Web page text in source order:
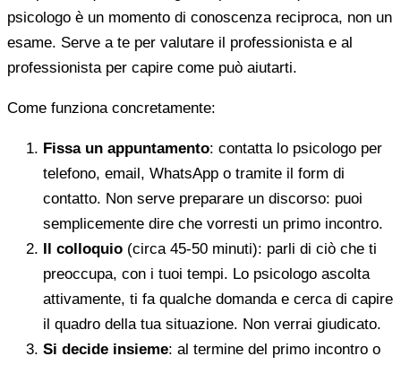
psicologo è un momento di conoscenza reciproca, non un
esame. Serve a te per valutare il professionista e al
professionista per capire come può aiutarti.
Come funziona concretamente:
Fissa un appuntamento: contatta lo psicologo per
telefono, email, WhatsApp o tramite il form di
contatto. Non serve preparare un discorso: puoi
semplicemente dire che vorresti un primo incontro.
Il colloquio (circa 45-50 minuti): parli di ciò che ti
preoccupa, con i tuoi tempi. Lo psicologo ascolta
attivamente, ti fa qualche domanda e cerca di capire
il quadro della tua situazione. Non verrai giudicato.
Si decide insieme: al termine del primo incontro o